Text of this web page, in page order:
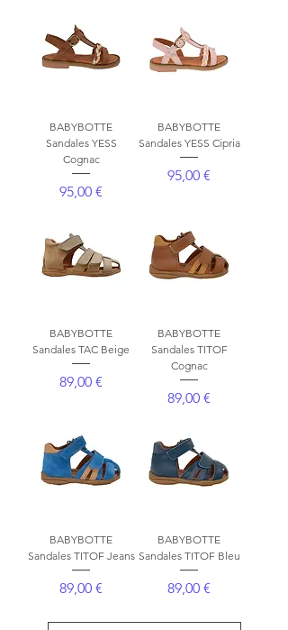
BABYBOTTE
Sandales YESS
Cognac
Prix
95,00 €
BABYBOTTE
Sandales YESS Cipria
Prix
95,00 €
BABYBOTTE
Sandales TAC Beige
Prix
89,00 €
BABYBOTTE
Sandales TITOF
Cognac
Prix
89,00 €
BABYBOTTE
Sandales TITOF Jeans
Prix
89,00 €
BABYBOTTE
Sandales TITOF Bleu
Prix
89,00 €